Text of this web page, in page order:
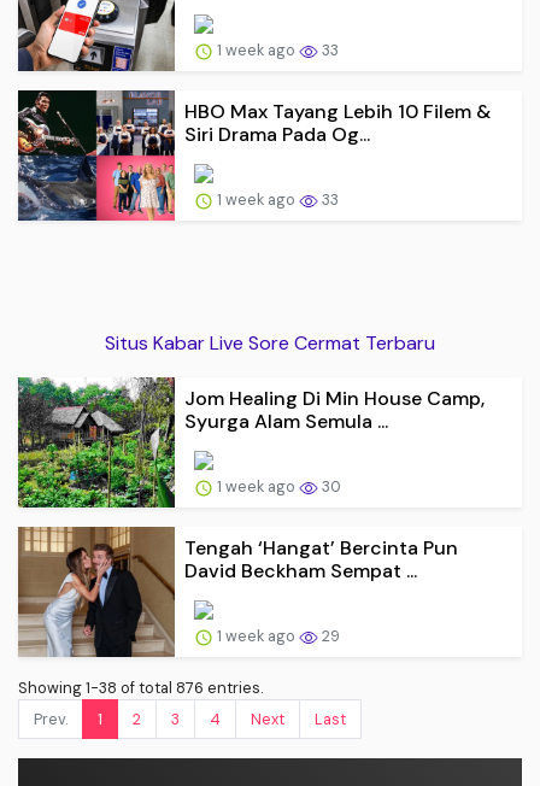
1 week ago 33
HBO Max Tayang Lebih 10 Filem &
Siri Drama Pada Og...
1 week ago 33
Situs Kabar Live Sore Cermat Terbaru
Jom Healing Di Min House Camp,
Syurga Alam Semula ...
1 week ago 30
Tengah ‘Hangat’ Bercinta Pun
David Beckham Sempat ...
1 week ago 29
Showing 1-38 of total 876 entries.
Prev.
1 2 3 4 Next Last